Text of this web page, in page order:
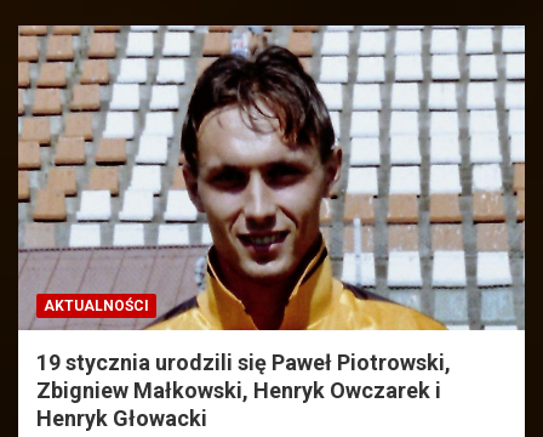
AKTUALNOŚCI
19 stycznia urodzili się Paweł Piotrowski,
Zbigniew Małkowski, Henryk Owczarek i
Henryk Głowacki